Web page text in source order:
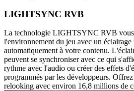
LIGHTSYNC RVB
La technologie LIGHTSYNC RVB vous
l'environnement du jeu avec un éclairage
automatiquement à votre contenu.
peuvent se synchroniser avec ce qui
rythme avec l'audio ou créer des effets
programmés par les développeurs.
relooking avec environ 16,8 millions de